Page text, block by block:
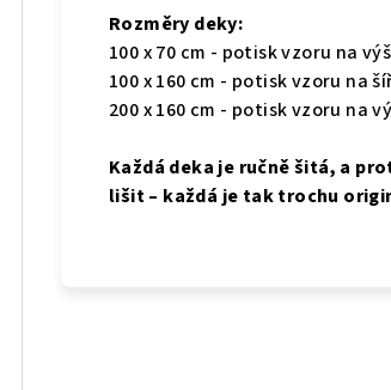
Rozměry deky:
100 x 70 cm - potisk vzoru na
100 x 160 cm - potisk vzoru na
200 x 160 cm - potisk vzoru na
Každá deka je ručně šitá, a
lišit – každá je tak trochu